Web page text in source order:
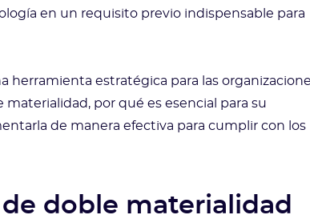
en un requisito previo indispensable para
herramienta estratégica para las
por qué es esencial para su
de manera efectiva para cumplir con los
doble materialidad